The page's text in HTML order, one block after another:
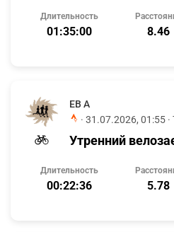
Длительность
01:35:00 8.46
ЕВ А
· 31.07.2026, 01:55
Утренний
Длительность
00:22:36 5.78